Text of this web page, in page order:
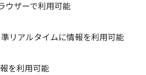
ウザーで利用可能
リアルタイムに情報を利用可能
を利用可能